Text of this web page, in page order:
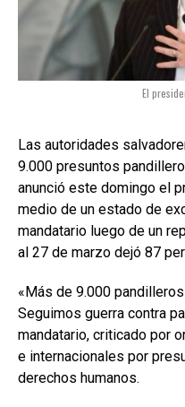
El
Las autoridades
9.000 presuntos
anunció este domingo el
medio de un estado de
mandatario luego de un
al 27 de marzo dejó 87
«Más de 9.000
Seguimos guerra contra
mandatario, criticado por
e internacionales por
derechos humanos.